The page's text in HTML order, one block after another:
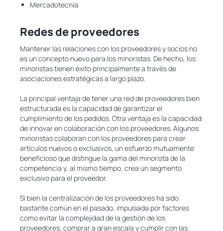
Mercadotecnia
Redes de proveedores
Mantener las relaciones con los proveedores y socios no
es un concepto nuevo para los minoristas. De hecho, los
minoristas tienen éxito principalmente a través de
asociaciones estratégicas a largo plazo.
La principal ventaja de tener una red de proveedores bien
estructurada es la capacidad de garantizar el
cumplimiento de los pedidos. Otra ventaja es la capacidad
de innovar en colaboración con los proveedores. Algunos
minoristas colaboran con los proveedores para crear
artículos nuevos o exclusivos, un esfuerzo mutuamente
beneficioso que distingue la gama del minorista de la
competencia y, al mismo tiempo, crea un segmento
exclusivo para el proveedor.
Si bien la centralización de los proveedores ha sido
bastante común en el pasado, impulsada por factores
como evitar la complejidad de la gestión de los
proveedores, comprar a gran escala y cumplir con las